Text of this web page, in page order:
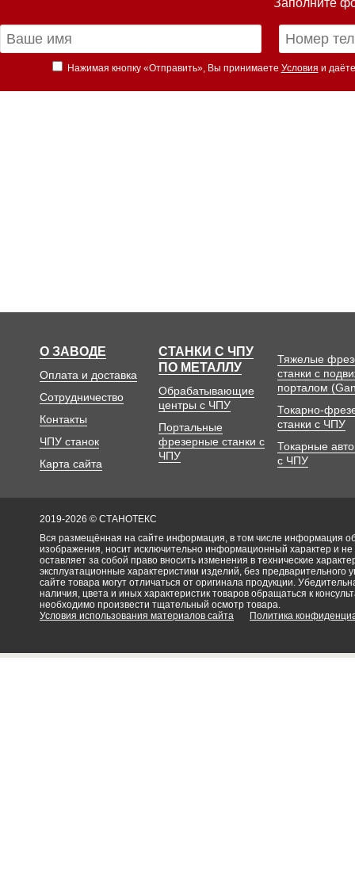
Заполните
Нажимая кнопку «Отправить», Вы принимаете Условия и
О ЗАВОДЕ
Оплата и доставка
Сотрудничество
Контакты
ЧПУ станок
Карта сайта
СТАНКИ С ЧПУ
ПО МЕТАЛЛУ
Обрабатывающие
центры с ЧПУ
Портальные
фрезерные станки с
ЧПУ
Тяжелые
станки с
порталом
Токарно-
станки с ЧПУ
Токарные
с ЧПУ
2019-2026 © СТАНОТЕКС
Вся размещённая на сайте информация, в том числе информация об
изображения, носит исключительно информационный характер и
оставляет за собой право вносить изменения в технические
эксплуатационные характеристики изделий, без
сайте товара могут отличаться от оригинала продукции.
наличия, цвета и иных характеристик товаров обращаться к
необходимо произвести тщательный осмотр товара.
Условия использования материалов сайта
Политика